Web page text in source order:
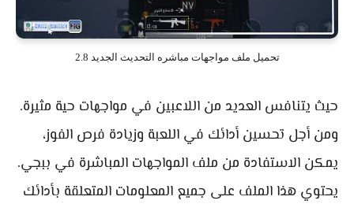
تحميل ملف مواجهات مباشره التحديث الجديد 2.8
حيث يتنافس العديد من اللاعبين في مواجهات حية مثيرة.
ومن أجل تحسين أدائك في اللعبة وزيادة فرص الفوز،
يمكن الاستفادة من ملف المواجهات المباشرة في ببجي.
يحتوي هذا الملف على جميع المعلومات المتعلقة بأدائك